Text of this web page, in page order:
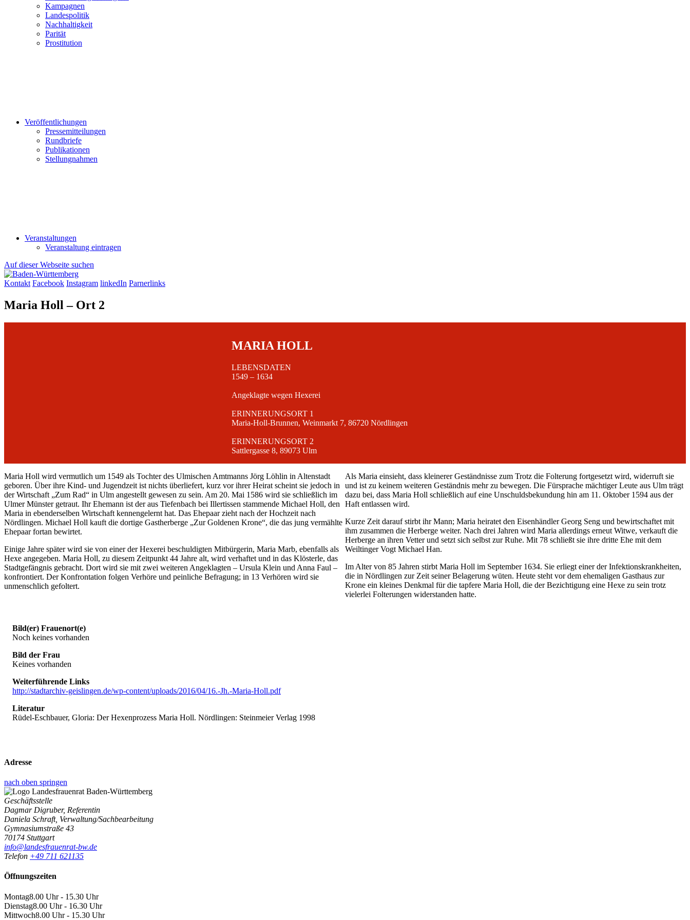
Kampagnen
Landespolitik
Nachhaltigkeit
Parität
Prostitution
Veröffentlichungen
Pressemitteilungen
Rundbriefe
Publikationen
Stellungnahmen
Veranstaltungen
Veranstaltung eintragen
Auf dieser Webseite suchen
Kontakt Facebook Instagram linkedIn Parnerlinks
Maria Holl – Ort 2
MARIA HOLL
LEBENSDATEN
1549 – 1634
Angeklagte wegen Hexerei
ERINNERUNGSORT 1
Maria-Holl-Brunnen, Weinmarkt 7, 86720 Nördlingen
ERINNERUNGSORT 2
Sattlergasse 8, 89073 Ulm
Maria Holl wird vermutlich um 1549 als Tochter des Ulmischen Amtmanns Jörg Löhlin in Altenstadt
geboren. Über ihre Kind- und Jugendzeit ist nichts überliefert, kurz vor ihrer Heirat scheint sie jedoch in
der Wirtschaft „Zum Rad“ in Ulm angestellt gewesen zu sein. Am 20. Mai 1586 wird sie schließlich im
Ulmer Münster getraut. Ihr Ehemann ist der aus Tiefenbach bei Illertissen stammende Michael Holl, den
Maria in ebenderselben Wirtschaft kennengelernt hat. Das Ehepaar zieht nach der Hochzeit nach
Nördlingen. Michael Holl kauft die dortige Gastherberge „Zur Goldenen Krone“, die das jung vermählte
Ehepaar fortan bewirtet.
Einige Jahre später wird sie von einer der Hexerei beschuldigten Mitbürgerin, Maria Marb, ebenfalls als
Hexe angegeben. Maria Holl, zu diesem Zeitpunkt 44 Jahre alt, wird verhaftet und in das Klösterle, das
Stadtgefängnis gebracht. Dort wird sie mit zwei weiteren Angeklagten – Ursula Klein und Anna Faul –
konfrontiert. Der Konfrontation folgen Verhöre und peinliche Befragung; in 13 Verhören wird sie
unmenschlich gefoltert.
Als Maria einsieht, dass kleinerer Geständnisse zum Trotz die Folterung fortgesetzt wird, widerruft sie
und ist zu keinem weiteren Geständnis mehr zu bewegen. Die Fürsprache mächtiger Leute aus Ulm trägt
dazu bei, dass Maria Holl schließlich auf eine Unschuldsbekundung hin am 11. Oktober 1594 aus der
Haft entlassen wird.
Kurze Zeit darauf stirbt ihr Mann; Maria heiratet den Eisenhändler Georg Seng und bewirtschaftet mit
ihm zusammen die Herberge weiter. Nach drei Jahren wird Maria allerdings erneut Witwe, verkauft die
Herberge an ihren Vetter und setzt sich selbst zur Ruhe. Mit 78 schließt sie ihre dritte Ehe mit dem
Weiltinger Vogt Michael Han.
Im Alter von 85 Jahren stirbt Maria Holl im September 1634. Sie erliegt einer der Infektionskrankheiten,
die in Nördlingen zur Zeit seiner Belagerung wüten. Heute steht vor dem ehemaligen Gasthaus zur
Krone ein kleines Denkmal für die tapfere Maria Holl, die der Bezichtigung eine Hexe zu sein trotz
vielerlei Folterungen widerstanden hatte.
Bild(er) Frauenort(e)
Noch keines vorhanden
Bild der Frau
Keines vorhanden
Weiterführende Links
http://stadtarchiv-geislingen.de/wp-content/uploads/2016/04/16.-Jh.-Maria-Holl.pdf
Literatur
Rüdel-Eschbauer, Gloria: Der Hexenprozess Maria Holl. Nördlingen: Steinmeier Verlag 1998
Adresse
nach oben springen
Geschäftsstelle
Dagmar Digruber, Referentin
Daniela Schraft, Verwaltung/Sachbearbeitung
Gymnasiumstraße 43
70174 Stuttgart
info@landesfrauenrat-bw.de
Telefon +49 711 621135
Öffnungszeiten
Montag8.00 Uhr - 15.30 Uhr
Dienstag8.00 Uhr - 16.30 Uhr
Mittwoch8.00 Uhr - 15.30 Uhr